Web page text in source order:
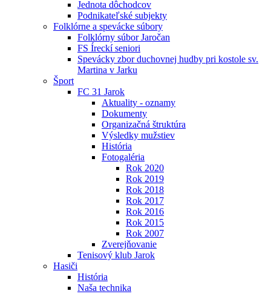
Jednota dôchodcov
Podnikateľské subjekty
Folklórne a spevácke súbory
Folklórny súbor Jaročan
FS Íreckí seniori
Spevácky zbor duchovnej hudby pri kostole sv.
Martina v Jarku
Šport
FC 31 Jarok
Aktuality - oznamy
Dokumenty
Organizačná štruktúra
Výsledky mužstiev
História
Fotogaléria
Rok 2020
Rok 2019
Rok 2018
Rok 2017
Rok 2016
Rok 2015
Rok 2007
Zverejňovanie
Tenisový klub Jarok
Hasiči
História
Naša technika